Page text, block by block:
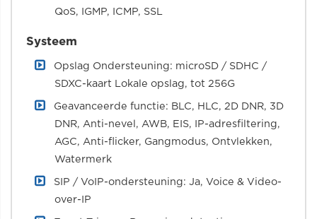
QoS, IGMP, ICMP, SSL
Systeem
Opslag Ondersteuning: microSD / SDHC /
SDXC-kaart Lokale opslag, tot 256G
Geavanceerde functie: BLC, HLC, 2D DNR, 3D
DNR, Anti-nevel, AWB, EIS, IP-adresfiltering,
AGC, Anti-flicker, Gangmodus, Ontvlekken,
Watermerk
SIP / VoIP-ondersteuning: Ja, Voice & Video-
over-IP